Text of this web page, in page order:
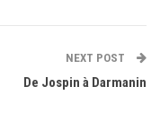
NEXT POST
De Jospin à Darmanin